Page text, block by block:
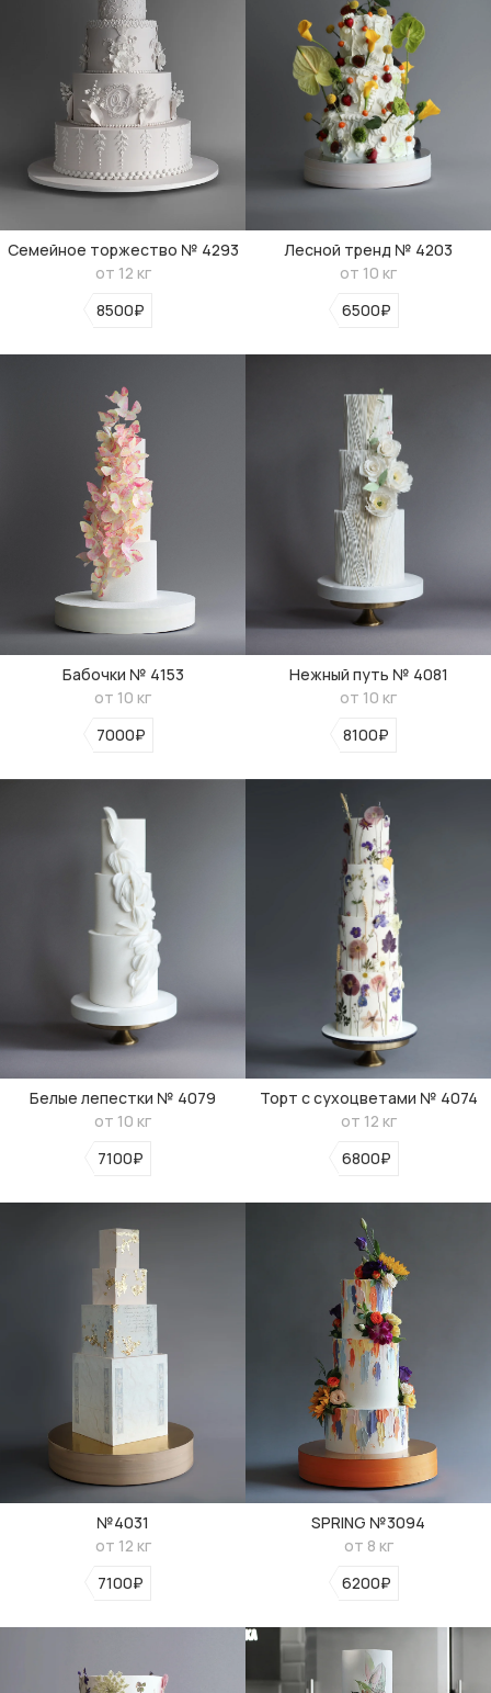
Семейное торжество № 4293
от 12 кг
8500₽
Лесной тренд № 4203
от 10 кг
6500₽
Бабочки № 4153
от 10 кг
7000₽
Нежный путь № 4081
от 10 кг
8100₽
Белые лепестки № 4079
от 10 кг
7100₽
Торт с сухоцветами № 4074
от 12 кг
6800₽
№4031
от 12 кг
7100₽
SPRING №3094
от 8 кг
6200₽